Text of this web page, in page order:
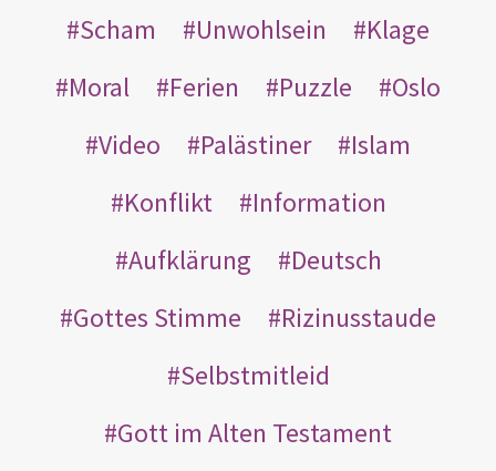
Scham
Unwohlsein
Klage
Moral
Ferien Puzzle
Oslo
Video
Palästiner
Islam
Konflikt
Information
Aufklärung
Deutsch
Gottes Stimme
Rizinusstaude
Selbstmitleid
Gott im Alten Testament